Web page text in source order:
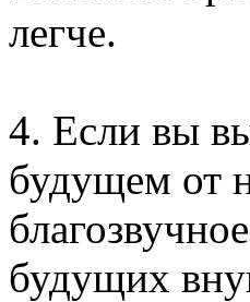
легче.
4. Если вы
будущем от
будущих